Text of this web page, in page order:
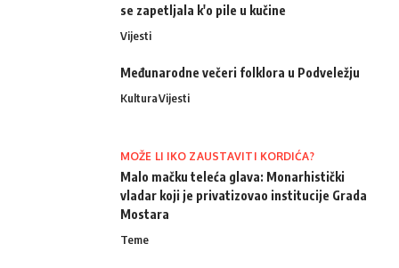
se zapetljala k'o pile u kučine
Vijesti
Međunarodne večeri folklora u Podveležju
KulturaVijesti
MOŽE LI IKO ZAUSTAVITI KORDIĆA?
Malo mačku teleća glava: Monarhistički
vladar koji je privatizovao institucije Grada
Mostara
Teme